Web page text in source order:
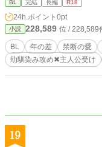
BL 完結 長編 R18
24h.ポイント 0pt
小説 228,589 位 / 228,589
BL 年の差 禁断の愛
幼馴染み攻め✖︎主人公受け
19